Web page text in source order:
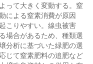
って大きく変動する。窒
による窒素消費が原因
こりやすい。線虫被害
場合があるため、種類選
分析に基づいた緑肥の選
じて窒素肥料の追肥など